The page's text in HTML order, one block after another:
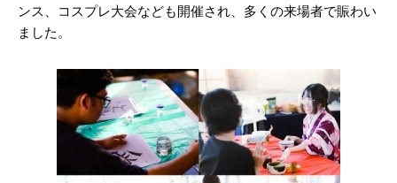
ンス、コスプレ大会なども開催され、多くの来場者で賑わい
ました。